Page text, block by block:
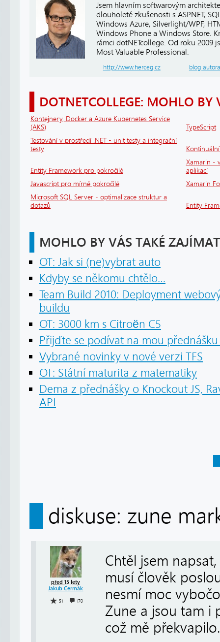
Jsem hlavním softwarovým
dlouholeté zkušenosti s ASP.NET,
Windows Azure, Silverlight/WPF,
Windows Phone a Windows Store.
rámci dotNETcollege. Od roku 2009
Most Valuable Professional.
http://www.herceg.cz blog autora
DOTNETCOLLEGE: MOHLO BY
Kontejnery, Docker a Azure Kubernetes Service
(AKS)
TypeScript
Testování v prostředí .NET - unit testy a integrační
testy
Entity Framework pro pokročilé
Xamarin -
aplikací
Javascript pro mírně pokročilé
Xamarin
Microsoft SQL Server - optimalizace struktur a
dotazů
Entity
MOHLO BY VÁS TAKÉ ZAJÍMAT
OT: Jak si (ne)vybrat auto
Kdyby se někomu chtělo…
Team Build 2010: Deployment
buildu
OT: 3000 km s Citroën C5
Přijďte se podívat na mou
Vybrané novinky v nové verzi TFS
OT: Státní maturita z matematiky
Dema z přednášky o Knockout JS,
API
diskuse: zune
před 15 lety
Jakub Čermák
51 170
Chtěl jsem
musí člověk
nesmí moc
Zune a jsou tam i
což mě překvapilo.